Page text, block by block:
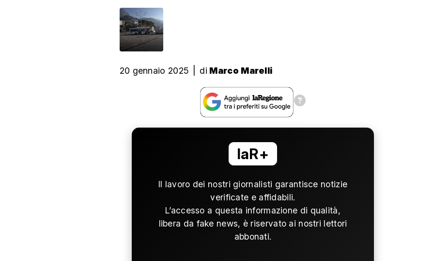
20 gennaio 2025 di Marco Marelli
laR+
Il lavoro dei nostri giornalisti garantisce notizie
verificate e affidabili.
L’accesso a questa informazione di qualità,
libera da fake news, è riservato ai nostri lettori
abbonati.